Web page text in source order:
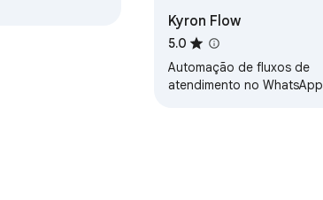
Kyron Flow
5.0
Automação de fluxos de
atendimento no WhatsApp